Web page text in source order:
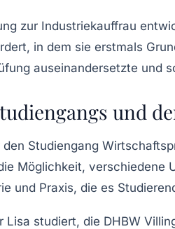
zur Industriekauffrau
in dem sie erstmals
auseinandersetzte und
und
den Studiengang
Möglichkeit, verschiedene
und Praxis, die es
Lisa studiert, die DHBW